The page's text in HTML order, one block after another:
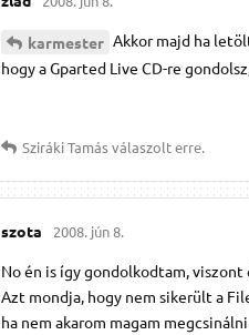
karmester Akkor majd ha
hogy a Gparted Live CD-re
Sziráki Tamásválaszolt erre.
szota 2008. jún 8.
No én is így gondolkodtam,
Azt mondja, hogy nem sikerült a
ha nem akarom magam